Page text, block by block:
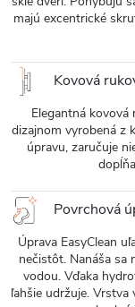
majú excentrické
Kovová
Elegantná
dizajnom vyrobená z
úpravu, zaručuje
Povrchová
Úprava EasyClean
nečistôt. Nanáša sa
vodou. Vďaka
ľahšie udržuje.